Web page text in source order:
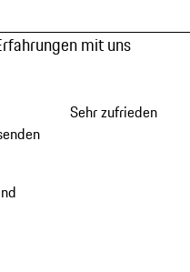
mit uns
Sehr zufrieden